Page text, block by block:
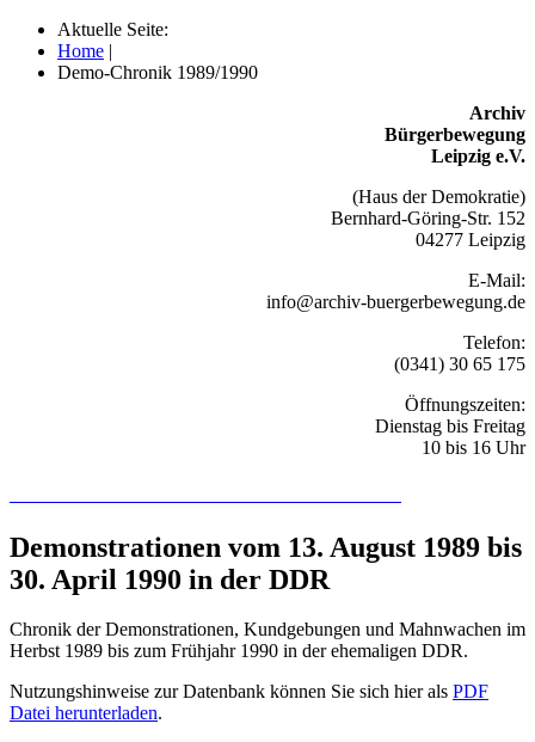
Aktuelle Seite:
Home |
Demo-Chronik 1989/1990
Archiv
Bürgerbewegung
Leipzig e.V.
(Haus der Demokratie)
Bernhard-Göring-Str. 152
04277 Leipzig
E-Mail:
info@archiv-buergerbewegung.de
Telefon:
(0341) 30 65 175
Öffnungszeiten:
Dienstag bis Freitag
10 bis 16 Uhr
Demonstrationen vom 13. August 1989 bis
30. April 1990 in der DDR
Chronik der Demonstrationen, Kundgebungen und Mahnwachen im
Herbst 1989 bis zum Frühjahr 1990 in der ehemaligen DDR.
Nutzungshinweise zur Datenbank können Sie sich hier als PDF
Datei herunterladen.